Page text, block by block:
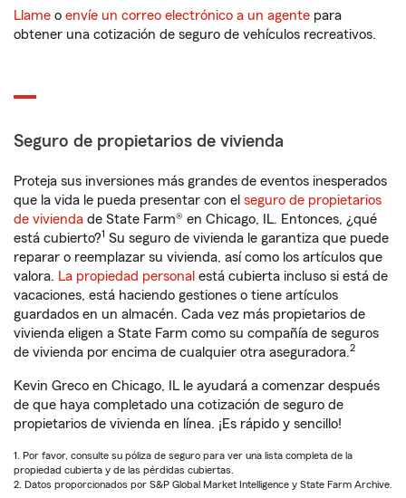
Llame o envíe un correo electrónico a un agente para
obtener una cotización de seguro de vehículos recreativos.
Seguro de propietarios de vivienda
Proteja sus inversiones más grandes de eventos inesperados
que la vida le pueda presentar con el seguro de propietarios
de vivienda de State Farm® en Chicago, IL. Entonces, ¿qué
está cubierto?1 Su seguro de vivienda le garantiza que puede
reparar o reemplazar su vivienda, así como los artículos que
valora. La propiedad personal está cubierta incluso si está de
vacaciones, está haciendo gestiones o tiene artículos
guardados en un almacén. Cada vez más propietarios de
vivienda eligen a State Farm como su compañía de seguros
de vivienda por encima de cualquier otra aseguradora.2
Kevin Greco en Chicago, IL le ayudará a comenzar después
de que haya completado una cotización de seguro de
propietarios de vivienda en línea. ¡Es rápido y sencillo!
1. Por favor, consulte su póliza de seguro para ver una lista completa de la
propiedad cubierta y de las pérdidas cubiertas.
2. Datos proporcionados por S&P Global Market Intelligence y State Farm Archive.